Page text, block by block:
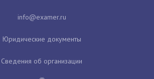
Юридические документы
Сведения об организации